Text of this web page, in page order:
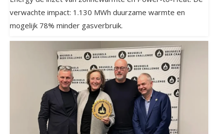
verwachte impact: 1.130 MWh duurzame warmte en
mogelijk 78% minder gasverbruik.